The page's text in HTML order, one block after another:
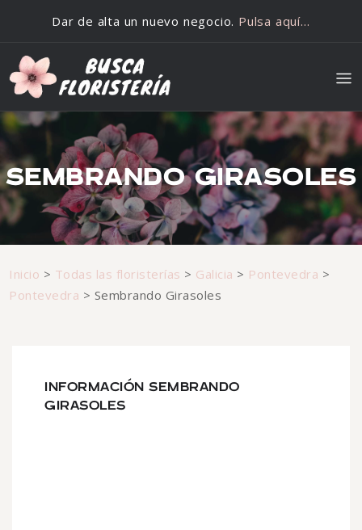
Dar de alta un nuevo negocio. Pulsa aquí…
SEMBRANDO GIRASOLES
Inicio > Todas las floristerías > Galicia > Pontevedra >
Pontevedra > Sembrando Girasoles
INFORMACIÓN SEMBRANDO
GIRASOLES